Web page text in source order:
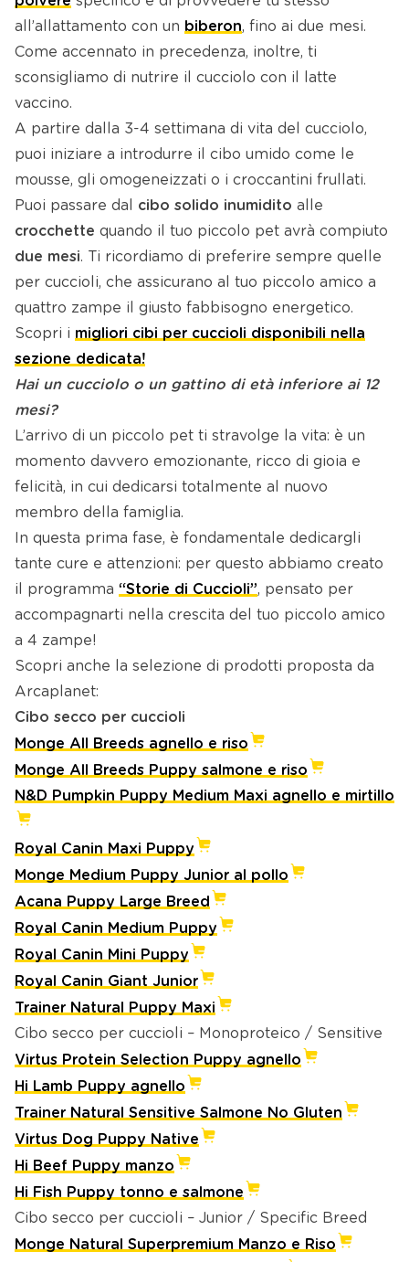
all’allattamento con un biberon, fino ai due mesi.
Come accennato in precedenza, inoltre, ti
sconsigliamo di nutrire il cucciolo con il latte
vaccino.
A partire dalla 3-4 settimana di vita del cucciolo,
puoi iniziare a introdurre il cibo umido come le
mousse, gli omogeneizzati o i croccantini frullati.
Puoi passare dal cibo solido inumidito alle
crocchette quando il tuo piccolo pet avrà compiuto
due mesi. Ti ricordiamo di preferire sempre quelle
per cuccioli, che assicurano al tuo piccolo amico a
quattro zampe il giusto fabbisogno energetico.
Scopri i migliori cibi per cuccioli disponibili nella
sezione dedicata!
Hai un cucciolo o un gattino di età inferiore ai 12
mesi?
L’arrivo di un piccolo pet ti stravolge la vita: è un
momento davvero emozionante, ricco di gioia e
felicità, in cui dedicarsi totalmente al nuovo
membro della famiglia.
In questa prima fase, è fondamentale dedicargli
tante cure e attenzioni: per questo abbiamo creato
il programma “Storie di Cuccioli”, pensato per
accompagnarti nella crescita del tuo piccolo amico
a 4 zampe!
Scopri anche la selezione di prodotti proposta da
Arcaplanet:
Cibo secco per cuccioli
Monge All Breeds agnello e riso
Monge All Breeds Puppy salmone e riso
N&D Pumpkin Puppy Medium Maxi agnello e mirtillo
Royal Canin Maxi Puppy
Monge Medium Puppy Junior al pollo
Acana Puppy Large Breed
Royal Canin Medium Puppy
Royal Canin Mini Puppy
Royal Canin Giant Junior
Trainer Natural Puppy Maxi
Cibo secco per cuccioli – Monoproteico / Sensitive
Virtus Protein Selection Puppy agnello
Hi Lamb Puppy agnello
Trainer Natural Sensitive Salmone No Gluten
Virtus Dog Puppy Native
Hi Beef Puppy manzo
Hi Fish Puppy tonno e salmone
Cibo secco per cuccioli – Junior / Specific Breed
Monge Natural Superpremium Manzo e Riso